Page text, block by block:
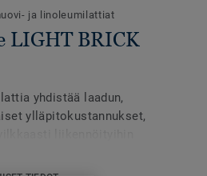
ja linoleumilattiat
LIGHT BRICK
yhdistää laadun,
ylläpitokustannukset,
ympäristöihin.